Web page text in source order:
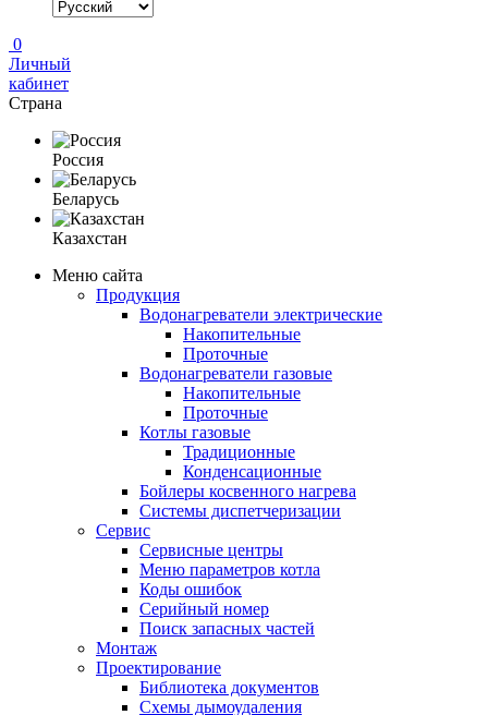
0
Личный
кабинет
Страна
Россия
Беларусь
Казахстан
Меню сайта
Продукция
Водонагреватели электрические
Накопительные
Проточные
Водонагреватели газовые
Накопительные
Проточные
Котлы газовые
Традиционные
Конденсационные
Бойлеры косвенного нагрева
Системы диспетчеризации
Сервис
Сервисные центры
Меню параметров котла
Коды ошибок
Серийный номер
Поиск запасных частей
Монтаж
Проектирование
Библиотека документов
Схемы дымоудаления